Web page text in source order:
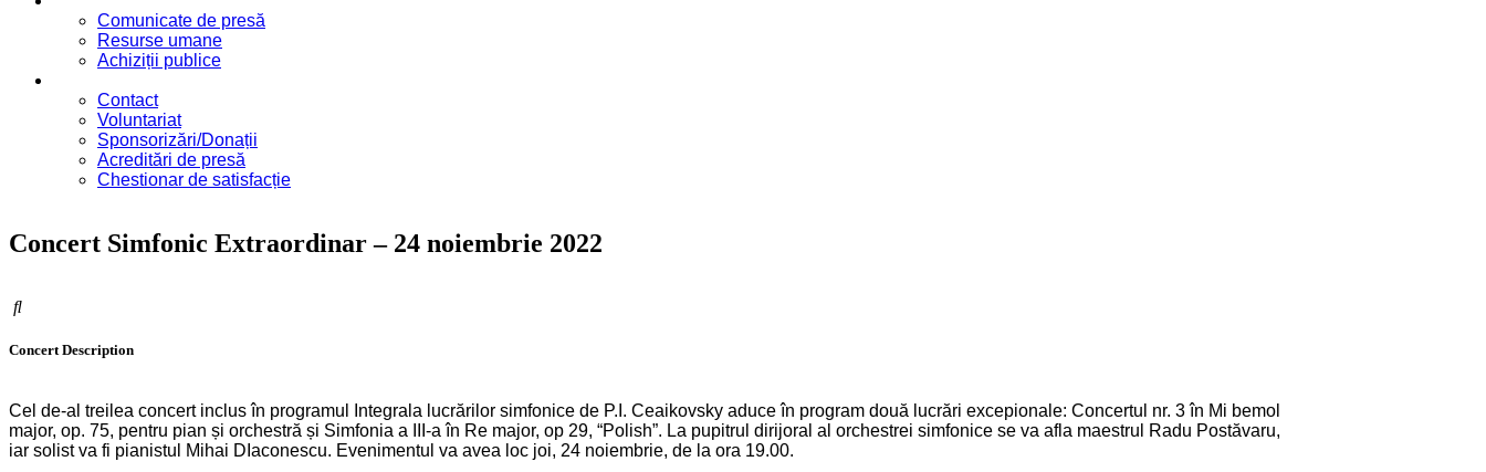
Comunicate de presă
Resurse umane
Achiziții publice
Contact
Voluntariat
Sponsorizări/Donații
Acreditări de presă
Chestionar de satisfacție
Concert Simfonic Extraordinar – 24 noiembrie 2022
Concert Description
Cel de-al treilea concert inclus în programul Integrala lucrărilor simfonice de P.I. Ceaikovsky aduce în program două lucrări excepionale: Concertul nr. 3 în Mi bemol
major, op. 75, pentru pian și orchestră și Simfonia a III-a în Re major, op 29, “Polish”. La pupitrul dirijoral al orchestrei simfonice se va afla maestrul Radu Postăvaru,
iar solist va fi pianistul Mihai DIaconescu. Evenimentul va avea loc joi, 24 noiembrie, de la ora 19.00.